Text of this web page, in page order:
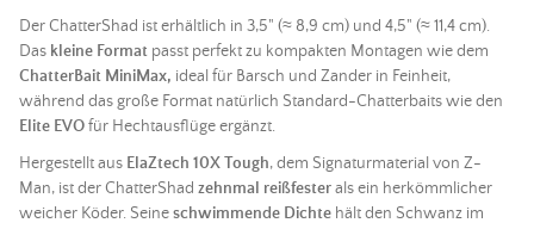
Der ChatterShad ist erhältlich in 3,5" (≈ 8,9 cm) und 4,5" (≈ 11,4 cm).
Das kleine Format passt perfekt zu kompakten Montagen wie dem
ChatterBait MiniMax, ideal für Barsch und Zander in Feinheit,
während das große Format natürlich Standard-Chatterbaits wie den
Elite EVOfür Hechtausflüge ergänzt.
Hergestellt aus ElaZtech 10X Tough, dem Signaturmaterial von Z-
Man, ist der ChatterShad zehnmal reißfesterals ein herkömmlicher
weicher Köder. Seineschwimmende Dichte hält den Schwanz im